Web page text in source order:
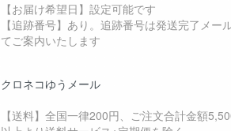
【お届け希望日】設定可能です
【追跡番号】あり。追跡番号は発送完了メー
てご案内いたします
クロネコゆうメール
【送料】全国一律200円、ご注文合計金額